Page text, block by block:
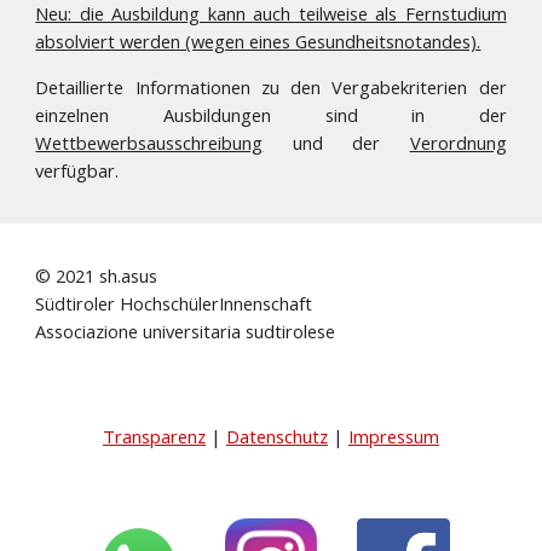
Neu: die Ausbildung kann auch teilweise als Fernstudium
absolviert werden (wegen eines Gesundheitsnotandes).
Detaillierte Informationen zu den Vergabekriterien der
einzelnen Ausbildungen sind in der
Wettbewerbsausschreibung und der Verordnung
verfügbar.
© 2021 sh.asus
Südtiroler HochschülerInnenschaft
Associazione universitaria sudtirolese
Transparenz | Datenschutz | Impressum